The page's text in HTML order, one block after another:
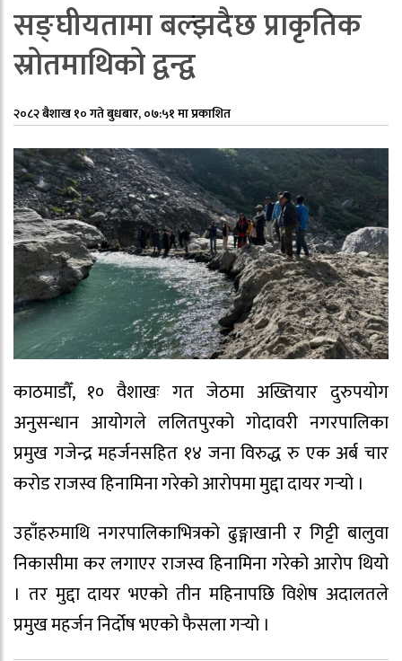
सङ्घीयतामा बल्झदैछ प्राकृतिक
स्रोतमाथिको द्वन्द्व
२०८२ बैशाख १० गते बुधबार, ०७:५१ मा प्रकाशित
काठमाडौँ, १० वैशाखः गत जेठमा अख्तियार दुरुपयोग
अनुसन्धान आयोगले ललितपुरको गोदावरी नगरपालिका
प्रमुख गजेन्द्र महर्जनसहित १४ जना विरुद्ध रु एक अर्ब चार
करोड राजस्व हिनामिना गरेको आरोपमा मुद्दा दायर गर्‍यो ।
उहाँहरुमाथि नगरपालिकाभित्रको ढुङ्गाखानी र गिट्टी बालुवा
निकासीमा कर लगाएर राजस्व हिनामिना गरेको आरोप थियो
। तर मुद्दा दायर भएको तीन महिनापछि विशेष अदालतले
प्रमुख महर्जन निर्दोष भएको फैसला गर्‍यो ।